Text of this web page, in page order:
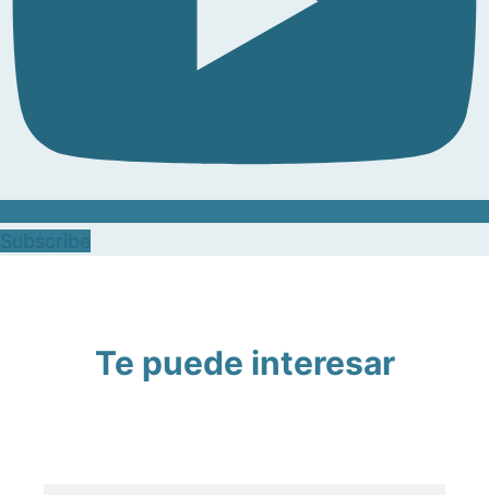
Te puede interesar